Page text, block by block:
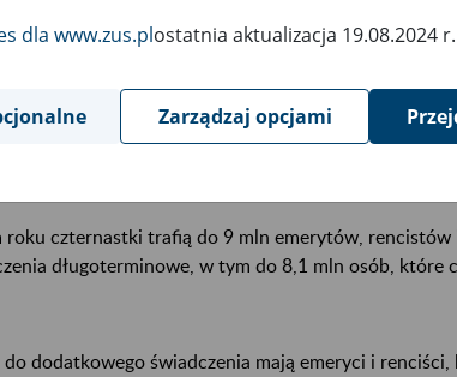
ZUS nie odwiedzają klientów w domach
zwolnień lekarskich i wizyty inspektorów
pracownik ZUS musi okazać legitymację
powiadomić o takiej wizycie. Nie pobieramy
roku czternastki trafią do 9 mln emerytów, rencistów
długoterminowe, w tym do 8,1 mln osób, które
do dodatkowego świadczenia mają emeryci i
dla www.zus.plostatnia aktualizacja 19.08.2024 r.
Zarządzaj opcjami